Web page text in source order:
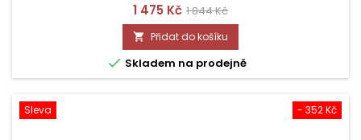
Cena
1 475 Kč Běžná
cena
1 844 Kč
 Přidat do košíku
 Skladem na prodejně
- 352 Kč
Sleva